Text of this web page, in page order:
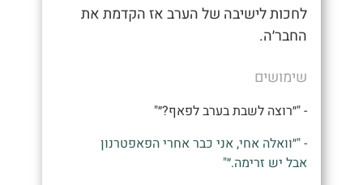
לחכות לישיבה של הערב אז הקדמת את
החבר׳ה.
שימושים
- "״רוצה לשבת בערב לפאף?״"
- "״וואלה אחי, אני כבר אחרי הפאפטרנון
אבל יש זרימה.״"